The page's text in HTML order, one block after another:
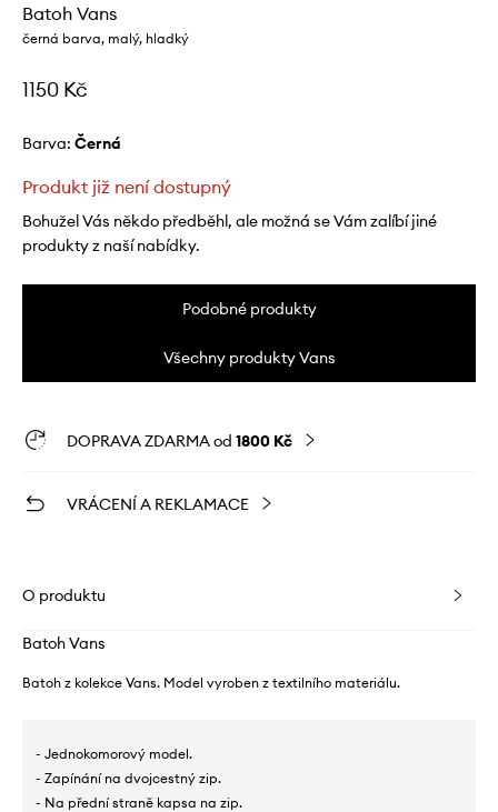
Batoh Vans
černá barva, malý, hladký
1150 Kč
Barva: černá
Produkt již není dostupný
Bohužel Vás někdo předběhl, ale možná se Vám zalíbí jiné
produkty z naší nabídky.
Podobné produkty
Všechny produkty Vans
DOPRAVA ZDARMA od 1800 Kč
VRÁCENÍ A REKLAMACE
O produktu
Batoh Vans
Batoh z kolekce Vans. Model vyroben z textilního materiálu.
- Jednokomorový model.
- Zapínání na dvojcestný zip.
- Na přední straně kapsa na zip.